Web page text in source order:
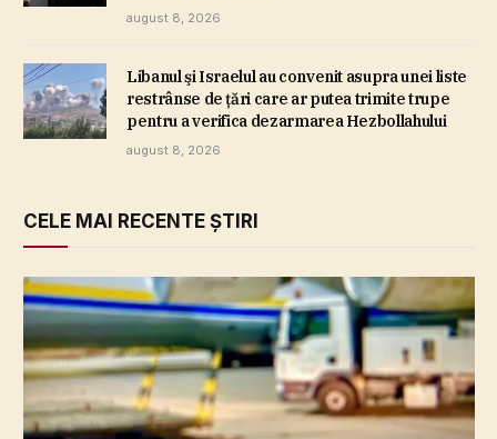
august 8, 2026
Libanul şi Israelul au convenit asupra unei liste
restrânse de ţări care ar putea trimite trupe
pentru a verifica dezarmarea Hezbollahului
august 8, 2026
CELE MAI RECENTE ȘTIRI